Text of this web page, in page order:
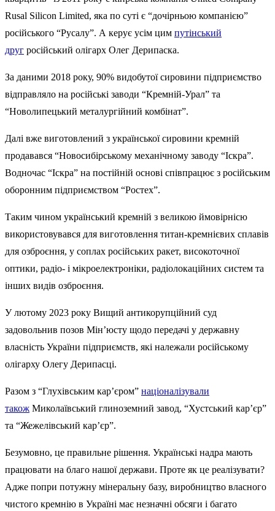
Rusal Silicon Limited, яка по суті є “дочірньою компанією”
російського “Русалу”. А керує усім цим путінський
друг російський олігарх Олег Дерипаска.
За даними 2018 року, 90% видобутої сировини підприємство
відправляло на російські заводи “Кремній-Урал” та
“Новолипецький металургійний комбінат”.
Далі вже виготовлений з української сировини кремній
продавався “Новосибірському механічному заводу “Іскра”.
Водночас “Іскра” на постійній основі співпрацює з російським
оборонним підприємством “Ростех”.
Таким чином український кремній з великою ймовірнісю
використовувався для виготовлення титан-кремнієвих сплавів
для озброєння, у соплах російських ракет, високоточної
оптики, радіо- і мікроелектроніки, радіолокаційних систем та
інших видів озброєння.
У лютому 2023 року Вищий антикорупційний суд
задовольнив позов Мін’юсту щодо передачі у державну
власність України підприємств, які належали російському
олігарху Олегу Дерипасці.
Разом з “Глухівським кар’єром” націоналізували
також Миколаївський глиноземний завод, “Хустський кар’єр”
та “Жежелівський кар’єр”.
Безумовно, це правильне рішення. Українські надра мають
працювати на благо нашої держави. Проте як це реалізувати?
Адже попри потужну мінеральну базу, виробництво власного
чистого кремнію в Україні має незначні обсяги і багато